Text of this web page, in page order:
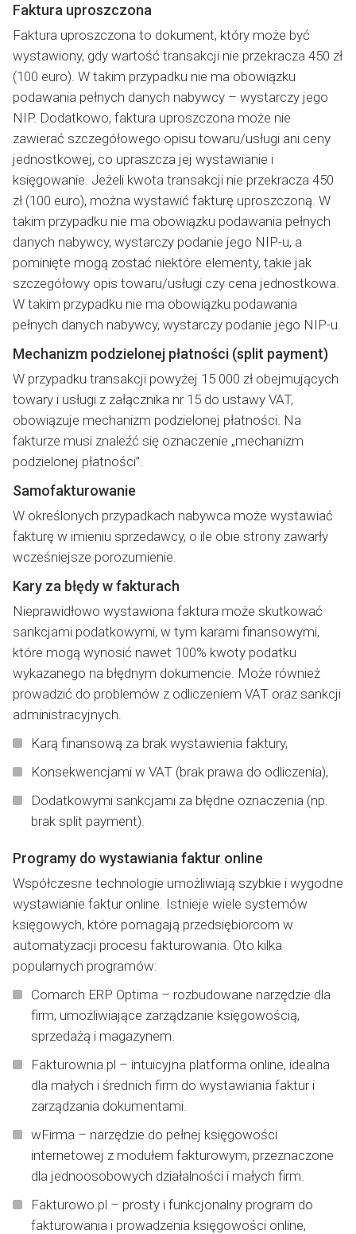
Faktura uproszczona
Faktura uproszczona to dokument, który może być
wystawiony, gdy wartość transakcji nie przekracza 450 zł
(100 euro). W takim przypadku nie ma obowiązku
podawania pełnych danych nabywcy – wystarczy jego
NIP. Dodatkowo, faktura uproszczona może nie
zawierać szczegółowego opisu towaru/usługi ani ceny
jednostkowej, co upraszcza jej wystawianie i
księgowanie. Jeżeli kwota transakcji nie przekracza 450
zł (100 euro), można wystawić fakturę uproszczoną. W
takim przypadku nie ma obowiązku podawania pełnych
danych nabywcy, wystarczy podanie jego NIP-u, a
pominięte mogą zostać niektóre elementy, takie jak
szczegółowy opis towaru/usługi czy cena jednostkowa.
W takim przypadku nie ma obowiązku podawania
pełnych danych nabywcy, wystarczy podanie jego NIP-u.
Mechanizm podzielonej płatności (split payment)
W przypadku transakcji powyżej 15 000 zł obejmujących
towary i usługi z załącznika nr 15 do ustawy VAT,
obowiązuje mechanizm podzielonej płatności. Na
fakturze musi znaleźć się oznaczenie „mechanizm
podzielonej płatności”.
Samofakturowanie
W określonych przypadkach nabywca może wystawiać
fakturę w imieniu sprzedawcy, o ile obie strony zawarły
wcześniejsze porozumienie.
Kary za błędy w fakturach
Nieprawidłowo wystawiona faktura może skutkować
sankcjami podatkowymi, w tym karami finansowymi,
które mogą wynosić nawet 100% kwoty podatku
wykazanego na błędnym dokumencie. Może również
prowadzić do problemów z odliczeniem VAT oraz sankcji
administracyjnych.
Karą finansową za brak wystawienia faktury,
Konsekwencjami w VAT (brak prawa do odliczenia),
Dodatkowymi sankcjami za błędne oznaczenia (np.
brak split payment).
Programy do wystawiania faktur online
Współczesne technologie umożliwiają szybkie i wygodne
wystawianie faktur online. Istnieje wiele systemów
księgowych, które pomagają przedsiębiorcom w
automatyzacji procesu fakturowania. Oto kilka
popularnych programów:
Comarch ERP Optima – rozbudowane narzędzie dla
firm, umożliwiające zarządzanie księgowością,
sprzedażą i magazynem.
Fakturownia.pl – intuicyjna platforma online, idealna
dla małych i średnich firm do wystawiania faktur i
zarządzania dokumentami.
wFirma – narzędzie do pełnej księgowości
internetowej z modułem fakturowym, przeznaczone
dla jednoosobowych działalności i małych firm.
Fakturowo.pl – prosty i funkcjonalny program do
fakturowania i prowadzenia księgowości online,